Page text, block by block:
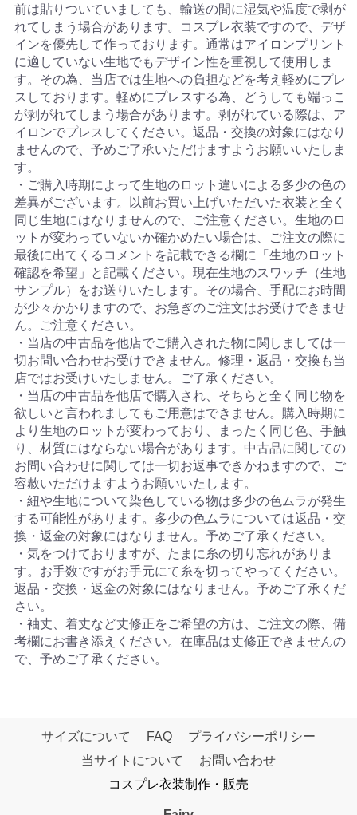
前は貼りついていましても、輸送の間に湿気や温度で剥が
れてしまう場合があります。コスプレ衣装ですので、デザ
インを優先して作っております。通常はアイロンプリント
に適していない生地でもデザイン性を重視して使用しま
す。その為、当店では生地への負担などを考え軽めにプレ
スしております。軽めにプレスする為、どうしても端っこ
が剥がれてしまう場合があります。剥がれている際は、ア
イロンでプレスしてください。返品・交換の対象にはなり
ませんので、予めご了承いただけますようお願いいたしま
す。
・ご購入時期によって生地のロット違いによる多少の色の
差異がございます。以前お買い上げいただいた衣装と全く
同じ生地にはなりませんので、ご注意ください。生地のロ
ットが変わっていないか確かめたい場合は、ご注文の際に
最後に出てくるコメントを記載できる欄に「生地のロット
確認を希望」と記載ください。現在生地のスワッチ（生地
サンプル）をお送りいたします。その場合、手配にお時間
が少々かかりますので、お急ぎのご注文はお受けできませ
ん。ご注意ください。
・当店の中古品を他店でご購入された物に関しましては一
切お問い合わせお受けできません。修理・返品・交換も当
店ではお受けいたしません。ご了承ください。
・当店の中古品を他店で購入され、そちらと全く同じ物を
欲しいと言われましてもご用意はできません。購入時期に
より生地のロットが変わっており、まったく同じ色、手触
り、材質にはならない場合があります。中古品に関しての
お問い合わせに関しては一切お返事できかねますので、ご
容赦いただけますようお願いいたします。
・紐や生地について染色している物は多少の色ムラが発生
する可能性があります。多少の色ムラについては返品・交
換・返金の対象にはなりません。予めご了承ください。
・気をつけておりますが、たまに糸の切り忘れがありま
す。お手数ですがお手元にて糸を切ってやってください。
返品・交換・返金の対象にはなりません。予めご了承くだ
さい。
・袖丈、着丈など丈修正をご希望の方は、ご注文の際、備
考欄にお書き添えください。在庫品は丈修正できませんの
で、予めご了承ください。
サイズについて FAQ
プライバシーポリシー
当サイトについて
お問い合わせ
コスプレ衣装制作・販売